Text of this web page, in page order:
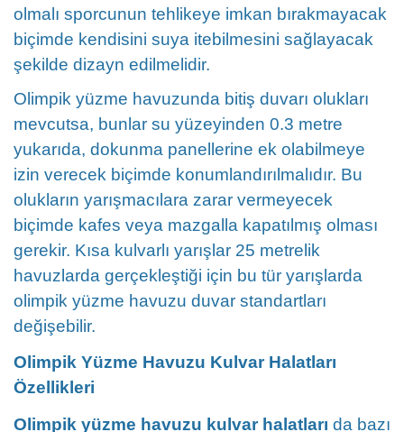
olmalı sporcunun tehlikeye imkan bırakmayacak
biçimde kendisini suya itebilmesini sağlayacak
şekilde dizayn edilmelidir.
Olimpik yüzme havuzunda bitiş duvarı olukları
mevcutsa, bunlar su yüzeyinden 0.3 metre
yukarıda, dokunma panellerine ek olabilmeye
izin verecek biçimde konumlandırılmalıdır. Bu
olukların yarışmacılara zarar vermeyecek
biçimde kafes veya mazgalla kapatılmış olması
gerekir. Kısa kulvarlı yarışlar 25 metrelik
havuzlarda gerçekleştiği için bu tür yarışlarda
olimpik yüzme havuzu duvar standartları
değişebilir.
Olimpik Yüzme Havuzu Kulvar Halatları
Özellikleri
Olimpik yüzme havuzu kulvar halatları da bazı